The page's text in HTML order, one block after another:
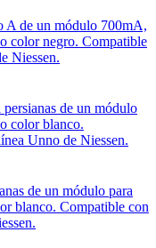
A de un módulo 700mA,
color negro. Compatible
Niessen.
de un módulo
color blanco.
Unno de Niessen.
de un módulo para
blanco. Compatible con